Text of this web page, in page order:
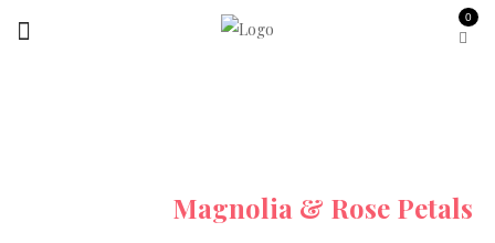
0
Magnolia & Rose Petals